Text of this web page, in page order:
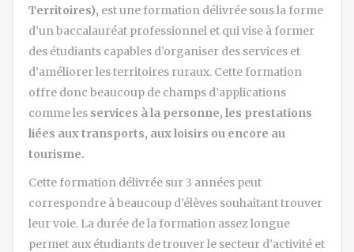
Territoires), est une formation délivrée sous la forme
d’un baccalauréat professionnel et qui vise à former
des étudiants capables d’organiser des services et
d’améliorer les territoires ruraux. Cette formation
offre donc beaucoup de champs d’applications
comme les services à la personne, les prestations
liées aux transports, aux loisirs ou encore au
tourisme.
Cette formation délivrée sur 3 années peut
correspondre à beaucoup d’élèves souhaitant trouver
leur voie. La durée de la formation assez longue
permet aux étudiants de trouver le secteur d’activité et